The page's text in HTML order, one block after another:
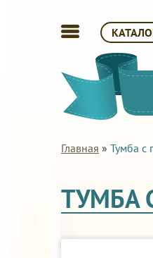
Главная » Тумба с
ТУМБА